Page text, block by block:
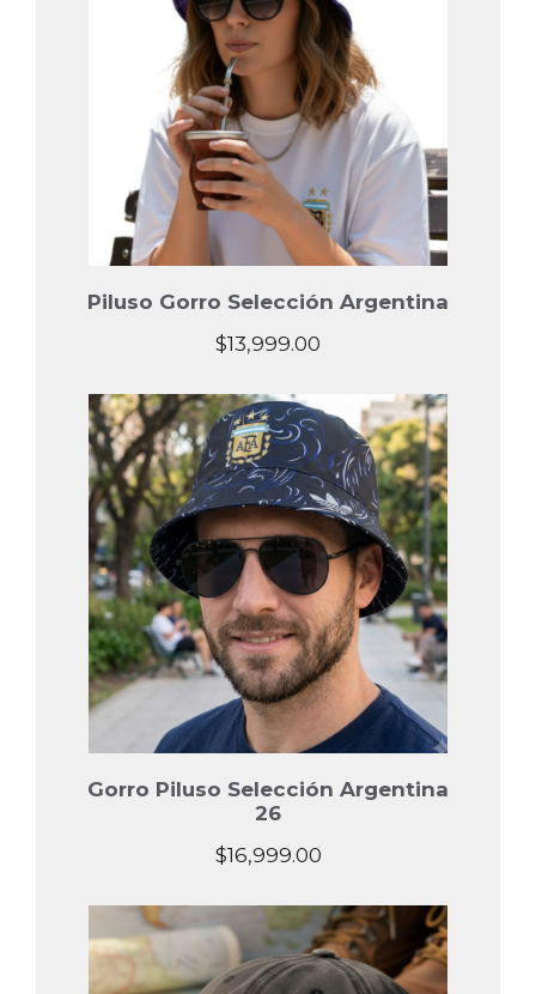
Piluso Gorro Selección Argentina
$13,999.00
Gorro Piluso Selección Argentina
26
$16,999.00